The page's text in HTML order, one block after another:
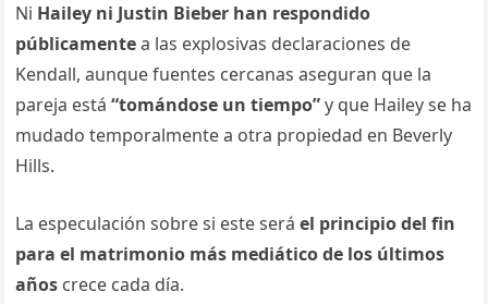
Ni Hailey ni Justin Bieber han respondido
públicamentea las explosivas declaraciones de
Kendall, aunque fuentes cercanas aseguran que la
pareja está“tomándose un tiempo”y que Hailey se ha
mudado temporalmente a otra propiedad en Beverly
Hills.
La especulación sobre si este seráel principio del fin
para el matrimonio más mediático de los últimos
años crece cada día.